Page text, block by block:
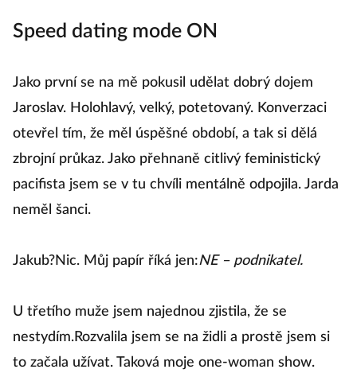
Speed dating mode ON
Jako první se na mě pokusil udělat dobrý dojem
Jaroslav. Holohlavý, velký, potetovaný. Konverzaci
otevřel tím, že měl úspěšné období, a tak si dělá
zbrojní průkaz. Jako přehnaně citlivý feministický
pacifista jsem se v tu chvíli mentálně odpojila. Jarda
neměl šanci.
Jakub?Nic. Můj papír říká jen:NE – podnikatel.
U třetího muže jsem najednou zjistila, že se
nestydím.Rozvalila jsem se na židli a prostě jsem si
to začala užívat. Taková moje one-woman show.